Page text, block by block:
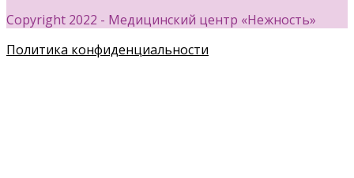
Copyright 2022 - Медицинский центр «Нежность»
Политика конфиденциальности